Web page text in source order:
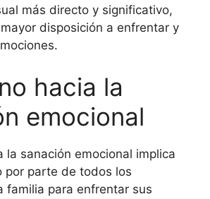
más directo y significativo,
disposición a enfrentar y
hacia la
emocional
la sanación emocional implica
por parte de todos los
familia para enfrentar sus